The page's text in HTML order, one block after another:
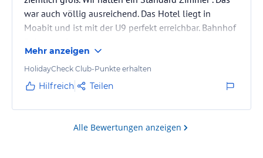
war auch völlig ausreichend. Das Hotel liegt in
Moabit und ist mit der U9 perfekt erreichbar. Bahnhof
Mehr anzeigen
HolidayCheck Club-Punkte erhalten
Hilfreich Teilen
Alle Bewertungen anzeigen